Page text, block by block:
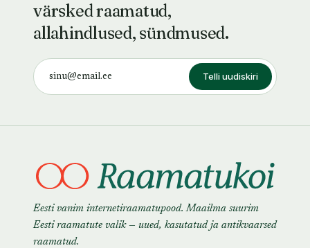
värsked raamatud,
allahindlused, sündmused.
Telli uudiskiri
Eesti vanim internetiraamatupood. Maailma suurim
Eesti raamatute valik — uued, kasutatud ja antikvaarsed
raamatud.